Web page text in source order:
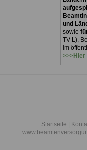
und
sowie
TV-L),
im
Startseite